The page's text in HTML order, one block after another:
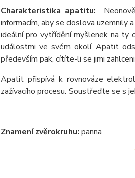
Charakteristika apatitu:
informacím, aby se doslova uzemnily
ideálnípro vytříděnímyšlenek na ty
událostmi ve svém okolí. Apatit
především pak, cítíte-li se jimi
Apatit přispívá k rovnováze
zažívacího procesu. Soustřeďte se s
Znamení zvěrokruhu: panna